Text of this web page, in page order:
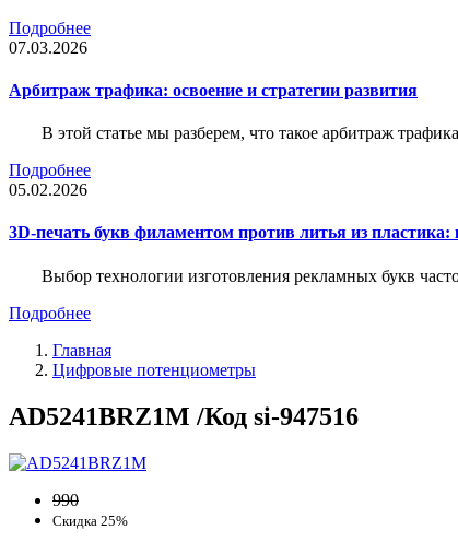
Подробнее
07.03.2026
Арбитраж трафика: освоение и стратегии развития
В этой статье мы разберем, что такое арбитраж
Подробнее
05.02.2026
3D-печать букв филаментом против литья из пластика:
Выбор технологии изготовления рекламных букв
Подробнее
Главная
Цифровые потенциометры
AD5241BRZ1M /Код si-947516
990
Скидка 25%